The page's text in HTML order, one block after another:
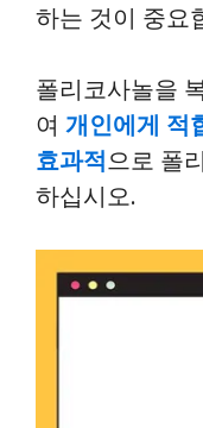
하는 것이 중요
폴리코사놀을
여 개인에게 적
효과적으로 폴
하십시오.